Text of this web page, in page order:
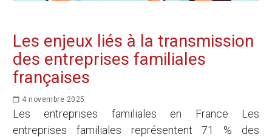
Les enjeux liés à la transmission
des entreprises familiales
françaises
4 novembre 2025
Les entreprises familiales en France Les
entreprises familiales représentent 71 % des